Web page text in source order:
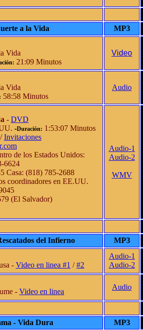
a la Vida
MP3
Vida
21:09 Minutos
Video
Vida
58:58 Minutos
Audio
- DVD
-Duración: 1:53:07 Minutos
/Invitaciones
de los Estados Unidos:
6624
Casa: (818) 785-2688
coordinadores en EE.UU.
(El Salvador)
Audio-1
Audio-2
WMV
del Infierno
MP3
- Video en linea #1 /#2
Audio-1
Audio-2
- Video en linea
Audio
- Vida Dura
MP3